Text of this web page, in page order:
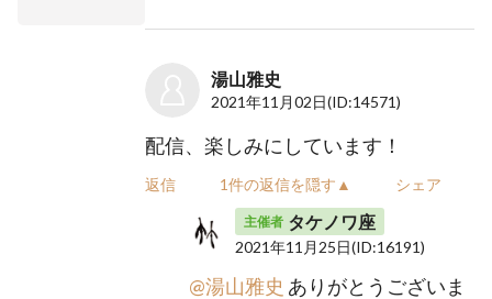
湯山雅史
2021年11月02日(ID:14571)
配信、楽しみにしています！
返信 1件の返信を隠す▲ シェア
主催者 タケノワ座
2021年11月25日(ID:16191)
@湯山雅史 ありがとうございま